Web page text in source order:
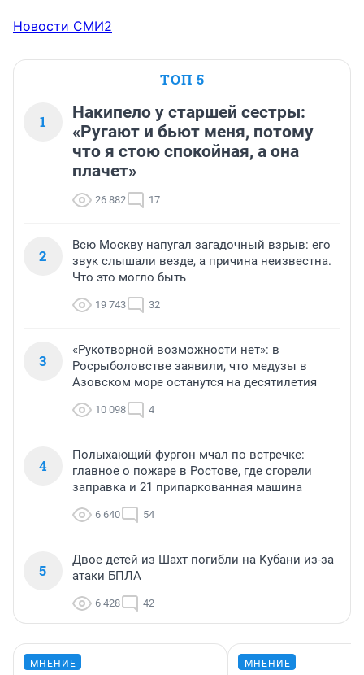
Новости СМИ2
ТОП 5
1
Накипело у старшей сестры:
«Ругают и бьют меня, потому
что я стою спокойная, а она
плачет»
26 882 17
2
Всю Москву напугал загадочный взрыв: его
звук слышали везде, а причина неизвестна.
Что это могло быть
19 743 32
3
«Рукотворной возможности нет»: в
Росрыболовстве заявили, что медузы в
Азовском море останутся на десятилетия
10 098 4
4
Полыхающий фургон мчал по встречке:
главное о пожаре в Ростове, где сгорели
заправка и 21 припаркованная машина
6 640 54
5
Двое детей из Шахт погибли на Кубани из-за
атаки БПЛА
6 428 42
МНЕНИЕ МНЕНИЕ